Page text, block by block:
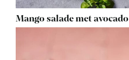
Mango salade met avocado